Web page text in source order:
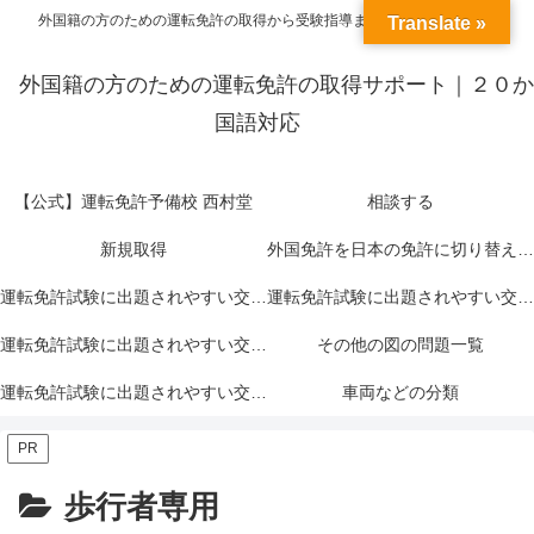
外国籍の方のための運転免許の取得から受験指導までトータルサポート
外国籍の方のための運転免許の取得サポート｜２０か
国語対応
【公式】運転免許予備校 西村堂 相談する
新規取得 外国免許を日本の免許に切り替える＝外免切替
運転免許試験に出題されやすい交通標識一覧｜赤色 運転免許試験に出題されやすい交通標識一覧｜青色
運転免許試験に出題されやすい交通標識一覧｜黄色 その他の図の問題一覧
運転免許試験に出題されやすい交通標示一覧 車両などの分類
PR
歩行者専用
Translate »